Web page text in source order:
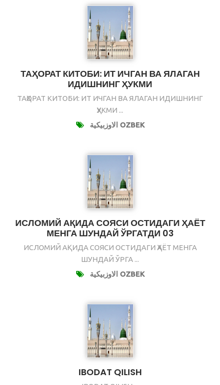
ТАҲОРАТ КИТОБИ: ИТ ИЧГАН ВА ЯЛАГАН
ИДИШНИНГ ҲУКМИ
ТАҲОРАТ КИТОБИ: ИТ ИЧГАН ВА ЯЛАГАН ИДИШНИНГ
ҲУКМИ ...
الاوزبيكية OZBEK
ИСЛОМИЙ АҚИДА СОЯСИ ОСТИДАГИ ҲАЁТ
МЕНГА ШУНДАЙ ЎРГАТДИ 03
ИСЛОМИЙ АҚИДА СОЯСИ ОСТИДАГИ ҲАЁТ МЕНГА
ШУНДАЙ ЎРГА ...
الاوزبيكية OZBEK
IBODAT QILISH